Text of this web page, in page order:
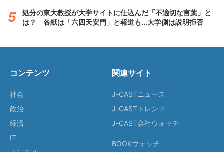
処分の東大教授が大学サイトに仕込んだ「不適切な言葉」と
は？ 各紙は「六四天安門」と報道も...大学側は説明拒否
コンテンツ
社会
政治
経済
IT
関連サイト
J-CASTニュース
J-CASTトレンド
J-CAST会社ウォッチ
BOOKウォッチ